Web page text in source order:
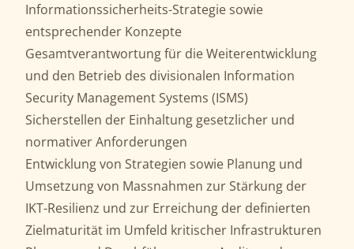
Informationssicherheits-Strategie sowie
entsprechender Konzepte
Gesamtverantwortung für die Weiterentwicklung
und den Betrieb des divisionalen Information
Security Management Systems (ISMS)
Sicherstellen der Einhaltung gesetzlicher und
normativer Anforderungen
Entwicklung von Strategien sowie Planung und
Umsetzung von Massnahmen zur Stärkung der
IKT-Resilienz und zur Erreichung der definierten
Zielmaturität im Umfeld kritischer Infrastrukturen